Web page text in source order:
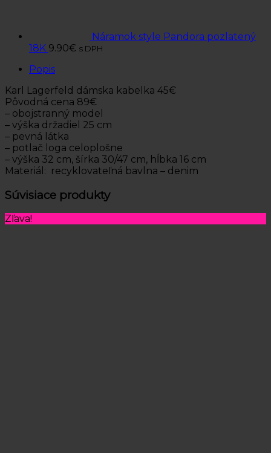
Náramok style Pandora pozlatený
18K 9.90€ s DPH
Popis
Karl Lagerfeld dámska kabelka 45€
Pôvodná cena 89€
– obojstranný model
– výška držadiel 25 cm
– pevná látka
– potlač loga celoplošne
– výška 32 cm, šírka 30/47 cm, hĺbka 16 cm
Materiál: recyklovateľná bavlna – denim
Súvisiace produkty
Zľava!